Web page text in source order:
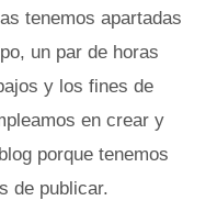
tenemos apartadas
un par de horas
y los fines de
en crear y
porque tenemos
de publicar.